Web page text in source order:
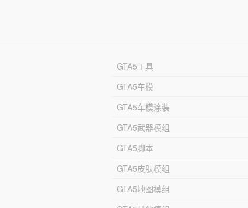
GTA5工具
GTA5车模
GTA5车模涂装
GTA5武器模组
GTA5脚本
GTA5皮肤模组
GTA5地图模组